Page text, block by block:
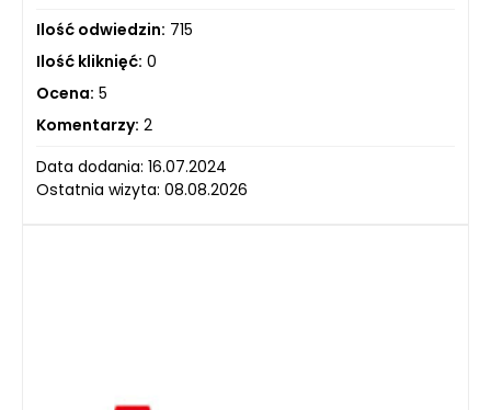
Ilość odwiedzin: 715
Ilość kliknięć: 0
Ocena: 5
Komentarzy: 2
Data dodania: 16.07.2024
Ostatnia wizyta: 08.08.2026